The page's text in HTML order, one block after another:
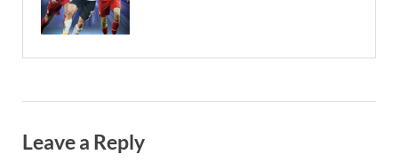
Leave a Reply